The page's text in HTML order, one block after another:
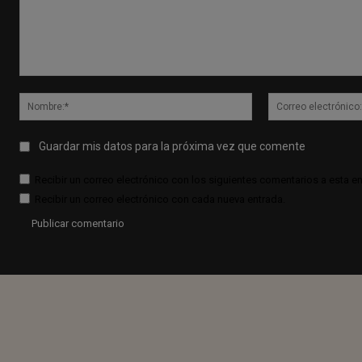
Nombre:*
Guardar mis datos para la próxima vez que comente